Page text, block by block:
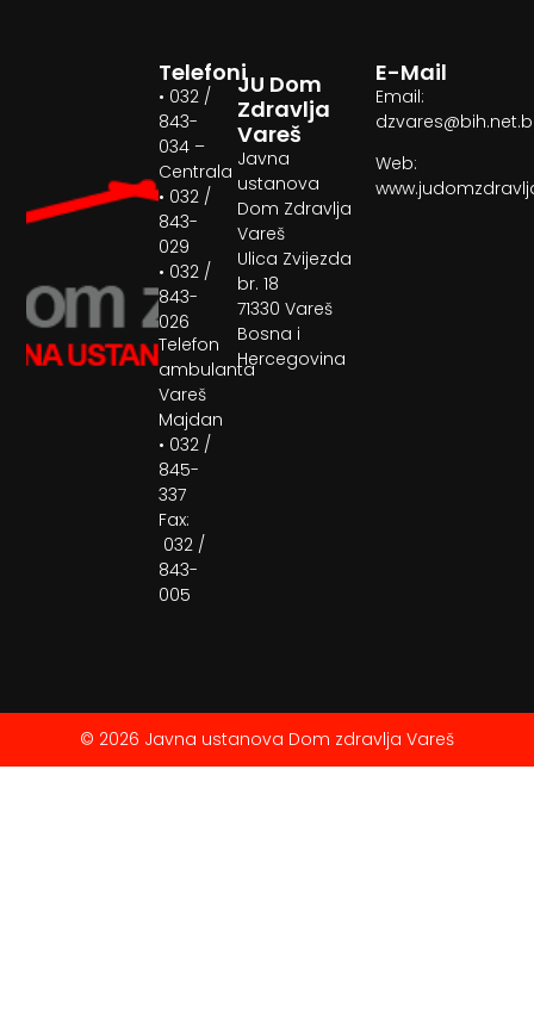
JU Dom
Zdravlja
Vareš
Javna
ustanova
Dom Zdravlja
Vareš
Ulica Zvijezda
br. 18
71330 Vareš
Bosna i
Hercegovina
Telefoni
• 032 /
843-
034 –
Centrala
• 032 /
843-
029
• 032 /
843-
026
Telefon
ambulanta
Vareš
Majdan
• 032 /
845-
337
Fax:
032 /
843-
005
E-Mail
Email:
Web:
© 2026 Javna ustanova Dom zdravlja Vareš